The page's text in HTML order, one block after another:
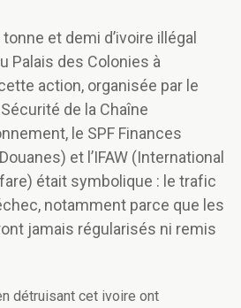
et demi d’ivoire illégal
Palais des Colonies à
action, organisée par le
de la Chaîne
le SPF Finances
et l’IFAW (International
était symbolique : le trafic
notamment parce que les
jamais régularisés ni remis
détruisant cet ivoire ont